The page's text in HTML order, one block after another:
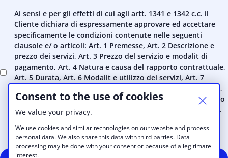
Consent to the use of cookies
We value your privacy.
We use cookies and similar technologies on our website and process
personal data. We also share this data with third parties. Data
processing may be done with your consent or because of a legitimate
interest.
Ai sensi e per gli effetti di cui agli artt. 1341 e 1342 c.c. il
Cliente dichiara di espressamente approvare ed accettare
specificamente le condizioni contenute nelle seguenti
clausole e/ o articoli: Art. 1 Premesse, Art. 2 Descrizione e
prezzo dei servizi, Art. 3 Prezzo del servizio e modalit di
pagamento, Art. 4 Natura e causa del rapporto contrattuale,
Art. 5 Durata, Art. 6 Modalit e utilizzo dei servizi, Art. 7
Assicurazione, Art. 8 Divieto di cessione, Art. 9 Riservatezza,
Art. 10 Clausola risolutiva espressa, Art. 11 Disciplina in caso
di scioglimento, cessazione o risoluzione del contratto, Art.
controversie e legge applicabile, Art. 14 Regime Fiscale.